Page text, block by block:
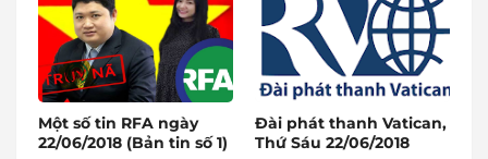
Một số tin RFA ngày
22/06/2018 (Bản tin số 1)
Đài phát thanh Vatican,
Thứ Sáu 22/06/2018